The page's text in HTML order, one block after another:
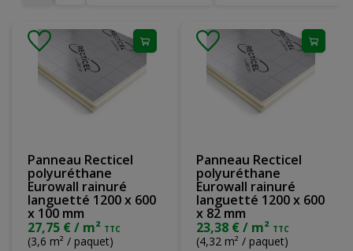
Panneau Recticel
polyuréthane
Eurowall rainuré
languetté 1200 x 600
x 100 mm
27,75 € / m² TTC
(3,6 m² / paquet)
Panneau Recticel
polyuréthane
Eurowall rainuré
languetté 1200 x 600
x 82 mm
23,38 € / m² TTC
(4,32 m² / paquet)